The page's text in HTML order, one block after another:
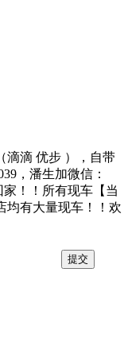
滴滴 优步 ），自带
，潘生加微信：
！！所有现车【当
均有大量现车！！欢